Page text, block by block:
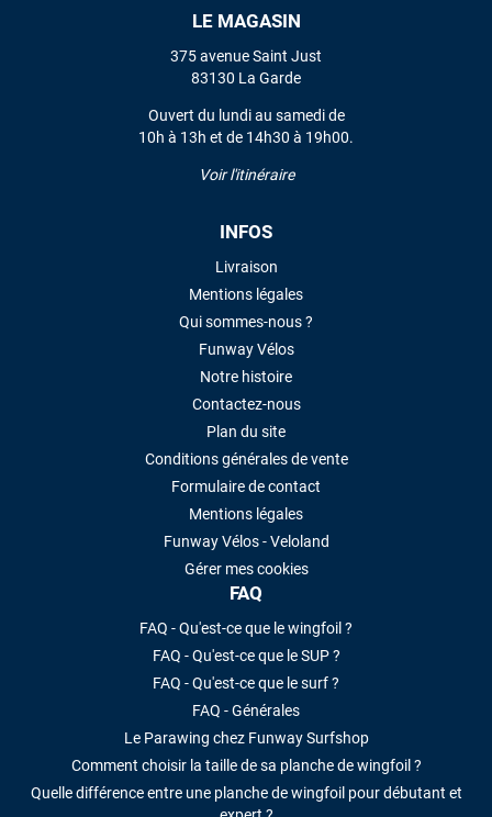
LE MAGASIN
375 avenue Saint Just
83130 La Garde
Ouvert du lundi au samedi de
10h à 13h et de 14h30 à 19h00.
Voir l'itinéraire
INFOS
Livraison
Mentions légales
Qui sommes-nous ?
Funway Vélos
Notre histoire
Contactez-nous
Plan du site
Conditions générales de vente
Formulaire de contact
Mentions légales
Funway Vélos - Veloland
Gérer mes cookies
FAQ
FAQ - Qu'est-ce que le wingfoil ?
FAQ - Qu'est-ce que le SUP ?
FAQ - Qu'est-ce que le surf ?
FAQ - Générales
Le Parawing chez Funway Surfshop
Comment choisir la taille de sa planche de wingfoil ?
Quelle différence entre une planche de wingfoil pour débutant et
VOIR TOUS LES AVIS